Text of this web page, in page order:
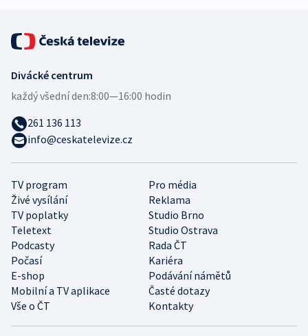
TV program
Pro média
Živé vysílání
Reklama
TV poplatky
Studio Brno
Teletext
Studio Ostrava
Podcasty
Rada ČT
Počasí
Kariéra
E-shop
Podávání námětů
Mobilní a TV aplikace
Časté dotazy
Vše o ČT
Kontakty
Divácké centrum
každý všední den:8:00—16:00 hodin
261 136 113
info@ceskatelevize.cz